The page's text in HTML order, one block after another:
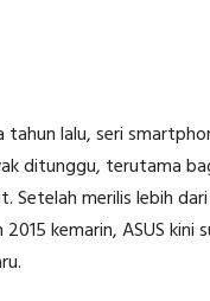
tahun lalu, seri
ditunggu, terutama
Setelah merilis lebih
kemarin, ASUS kini